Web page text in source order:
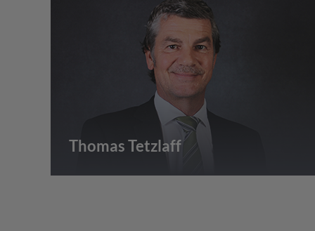
Thomas Tetzlaff